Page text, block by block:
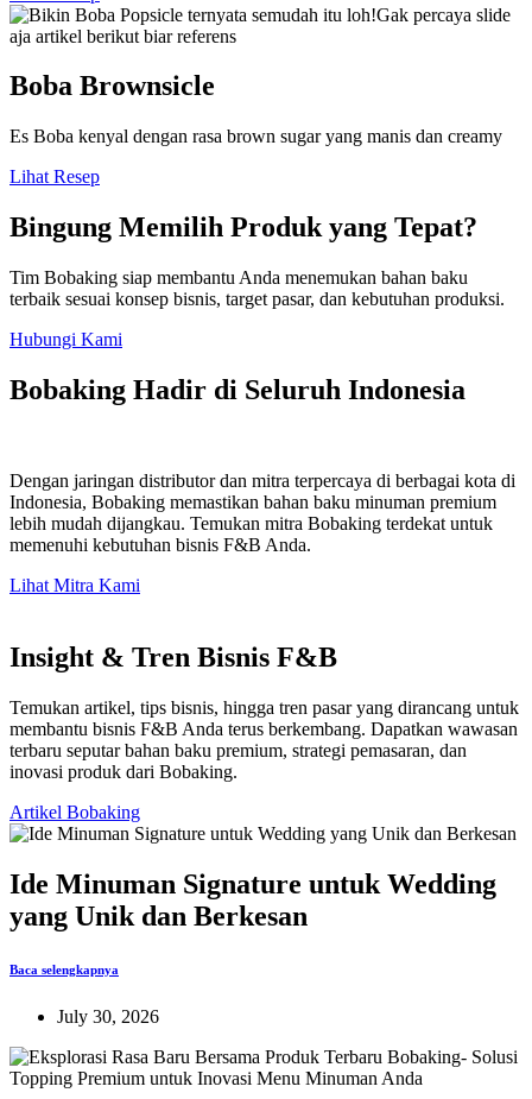
Boba Brownsicle
Es Boba kenyal dengan rasa brown sugar yang manis dan creamy
Lihat Resep
Bingung Memilih Produk yang Tepat?
Tim Bobaking siap membantu Anda menemukan bahan baku
terbaik sesuai konsep bisnis, target pasar, dan kebutuhan produksi.
Hubungi Kami
Bobaking Hadir di Seluruh Indonesia
Dengan jaringan distributor dan mitra terpercaya di berbagai kota di
Indonesia, Bobaking memastikan bahan baku minuman premium
lebih mudah dijangkau. Temukan mitra Bobaking terdekat untuk
memenuhi kebutuhan bisnis F&B Anda.
Lihat Mitra Kami
Insight & Tren Bisnis F&B
Temukan artikel, tips bisnis, hingga tren pasar yang dirancang untuk
membantu bisnis F&B Anda terus berkembang. Dapatkan wawasan
terbaru seputar bahan baku premium, strategi pemasaran, dan
inovasi produk dari Bobaking.
Artikel Bobaking
Ide Minuman Signature untuk Wedding
yang Unik dan Berkesan
Baca selengkapnya
July 30, 2026